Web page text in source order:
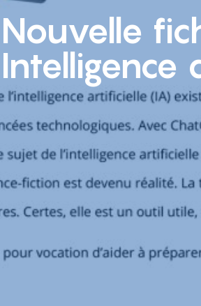
Nouvelle
Intelligence